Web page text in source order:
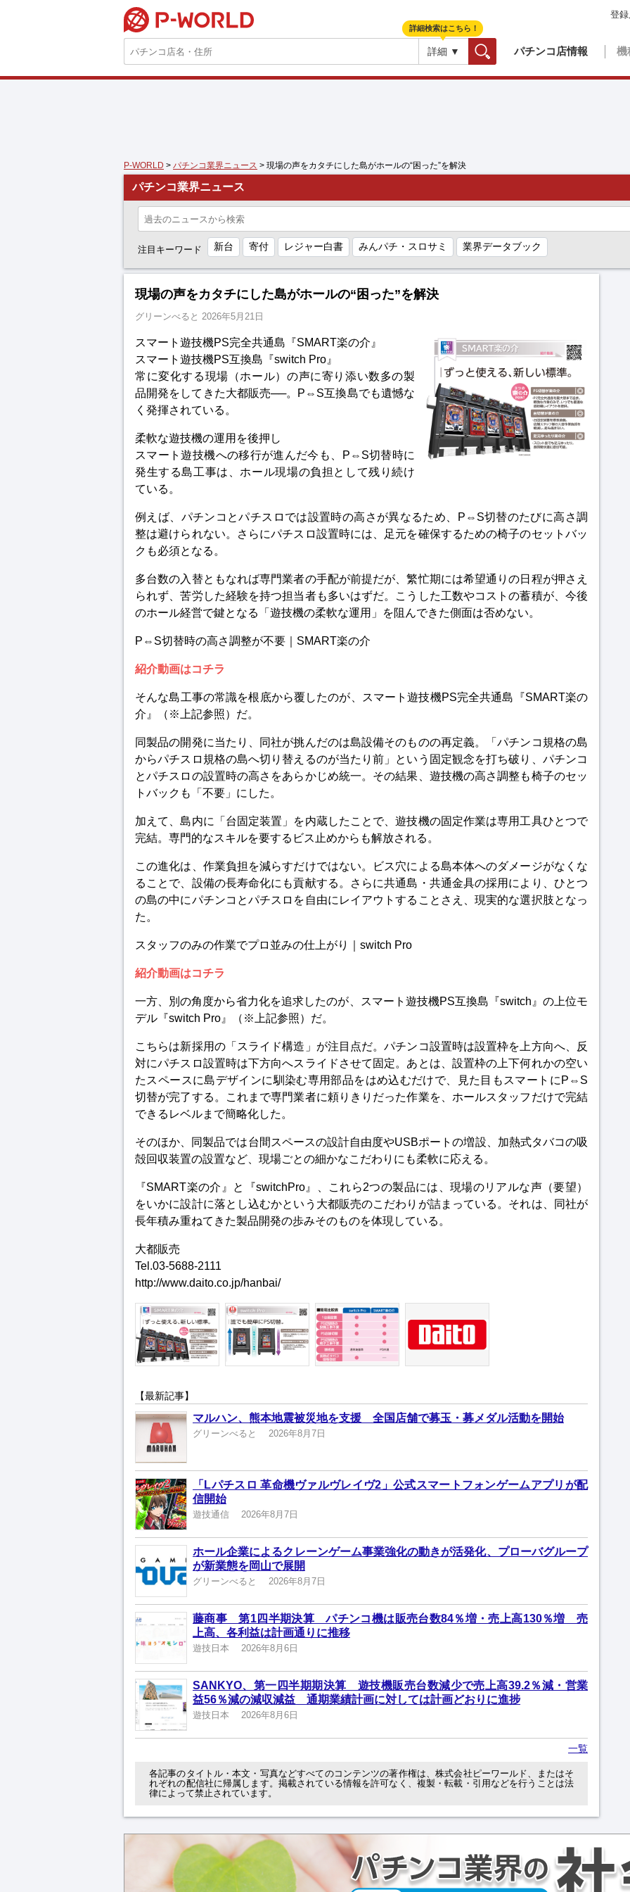
詳細 ▼ パチンコ店情報 機
登
詳細検索はこちら！
P-WORLD > パチンコ業界ニュース > 現場の声をカタチにした島がホールの“困った”を解決
パチンコ業界ニュース
注目キーワード 新台 寄付 レジャー白書 みんパチ・スロサミ 業界データブック
現場の声をカタチにした島がホールの“困った”を解決
グリーンべると 2026年5月21日
スマート遊技機PS完全共通島『SMART楽の介』
スマート遊技機PS互換島『switch Pro』
常に変化する現場（ホール）の声に寄り添い数多の製
品開発をしてきた大都販売──。P⇔S互換島でも遺憾な
く発揮されている。
柔軟な遊技機の運用を後押し
スマート遊技機への移行が進んだ今も、P⇔S切替時に
発生する島工事は、ホール現場の負担として残り続け
ている。
例えば、パチンコとパチスロでは設置時の高さが異なるため、P⇔S切替のたびに高さ調
整は避けられない。さらにパチスロ設置時には、足元を確保するための椅子のセットバッ
クも必須となる。
多台数の入替ともなれば専門業者の手配が前提だが、繁忙期には希望通りの日程が押さえ
られず、苦労した経験を持つ担当者も多いはずだ。こうした工数やコストの蓄積が、今後
のホール経営で鍵となる「遊技機の柔軟な運用」を阻んできた側面は否めない。
P⇔S切替時の高さ調整が不要｜ SMART楽の介
紹介動画はコチラ
そんな島工事の常識を根底から覆したのが、スマート遊技機PS完全共通島『SMART楽の
介』（※上記参照）だ。
同製品の開発に当たり、同社が挑んだのは島設備そのものの再定義。「パチンコ規格の島
からパチスロ規格の島へ切り替えるのが当たり前」という固定観念を打ち破り、パチンコ
とパチスロの設置時の高さをあらかじめ統一。その結果、遊技機の高さ調整も椅子のセッ
トバックも「不要」にした。
加えて、島内に「台固定装置」を内蔵したことで、遊技機の固定作業は専用工具ひとつで
完結。専門的なスキルを要するビス止めからも解放される。
この進化は、作業負担を減らすだけではない。ビス穴による島本体へのダメージがなくな
ることで、設備の長寿命化にも貢献する。さらに共通島・共通金具の採用により、ひとつ
の島の中にパチンコとパチスロを自由にレイアウトすることさえ、現実的な選択肢となっ
た。
スタッフのみの作業でプロ並みの仕上がり｜ switch Pro
紹介動画はコチラ
一方、別の角度から省力化を追求したのが、スマート遊技機PS互換島『switch』の上位モ
デル『switch Pro』（※上記参照）だ。
こちらは新採用の「スライド構造」が注目点だ。パチンコ設置時は設置枠を上方向へ、反
対にパチスロ設置時は下方向へスライドさせて固定。あとは、設置枠の上下何れかの空い
たスペースに島デザインに馴染む専用部品をはめ込むだけで、見た目もスマートにP⇔S
切替が完了する。これまで専門業者に頼りきりだった作業を、ホールスタッフだけで完結
できるレベルまで簡略化した。
そのほか、同製品では台間スペースの設計自由度やUSBポートの増設、加熱式タバコの吸
殻回収装置の設置など、現場ごとの細かなこだわりにも柔軟に応える。
『SMART楽の介』と『switchPro』、これら2つの製品には、現場のリアルな声（要望）
をいかに設計に落とし込むかという大都販売のこだわりが詰まっている。それは、同社が
長年積み重ねてきた製品開発の歩みそのものを体現している。
大都販売
Tel.03-5688-2111
http://www.daito.co.jp/hanbai/
【最新記事】
マルハン、熊本地震被災地を支援 全国店舗で募玉・募メダル活動を開始
グリーンべると 2026年8月7日
「Lパチスロ 革命機ヴァルヴレイヴ2」公式スマートフォンゲームアプリが配
信開始
遊技通信 2026年8月7日
ホール企業によるクレーンゲーム事業強化の動きが活発化、プローバグループ
が新業態を岡山で展開
グリーンべると 2026年8月7日
藤商事 第1四半期決算 パチンコ機は販売台数84％増・売上高130％増 売
上高、各利益は計画通りに推移
遊技日本 2026年8月6日
SANKYO、第一四半期期決算 遊技機販売台数減少で売上高39.2％減・営業
益56％減の減収減益 通期業績計画に対しては計画どおりに進捗
遊技日本 2026年8月6日
一覧
各記事のタイトル・本文・写真などすべてのコンテンツの著作権は、株式会社ピーワールド、またはそ
れぞれの配信社に帰属します。掲載されている情報を許可なく、複製・転載・引用などを行うことは法
律によって禁止されています。